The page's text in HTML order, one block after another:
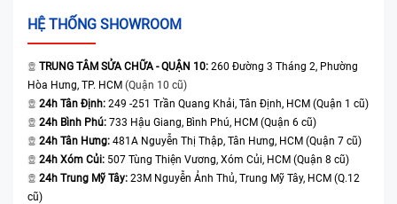
HỆ THỐNG SHOWROOM
TRUNG TÂM SỬA CHỮA - QUẬN 10: 260 Đường 3 Tháng 2, Phường
Hòa Hưng, TP. HCM (Quận 10 cũ)
24h Tân Định: 249 -251 Trần Quang Khải, Tân Định, HCM (Quận 1 cũ)
24h Bình Phú: 733 Hậu Giang, Bình Phú, HCM (Quận 6 cũ)
24h Tân Hưng: 481A Nguyễn Thị Thập, Tân Hưng, HCM (Quận 7 cũ)
24h Xóm Củi: 507 Tùng Thiện Vương, Xóm Củi, HCM (Quận 8 cũ)
24h Trung Mỹ Tây: 23M Nguyễn Ảnh Thủ, Trung Mỹ Tây, HCM (Q.12
cũ)